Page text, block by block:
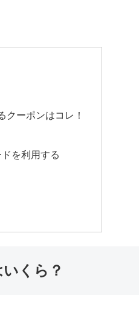
ーポンはコレ！
を利用する
くら？